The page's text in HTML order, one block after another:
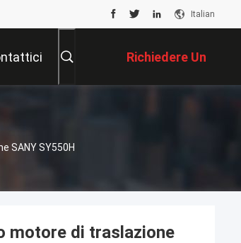
Italian
Richiedere Un
Preventivo
SANY SY550H
motore di traslazione